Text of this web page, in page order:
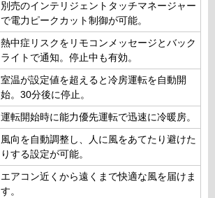
別売のインテリジェントタッチマネージャー
で電力ピークカット制御が可能。
熱中症リスクをリモコンメッセージとバック
ライトで通知。停止中も有効。
室温が設定値を超えると冷房運転を自動開
始。30分後に停止。
運転開始時に能力優先運転で迅速に冷暖房。
風向を自動調整し、人に風をあてたり避けた
りする設定が可能。
エアコン近くから遠くまで快適な風を届けま
す。